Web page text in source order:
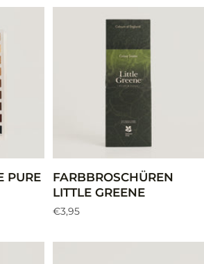
PURE
FARBBROSCHÜREN
LITTLE GREENE
Angebotspreis
€3,95